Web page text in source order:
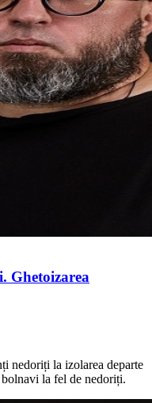
Ghetoizarea
nedoriți la izolarea departe
la fel de nedoriți.